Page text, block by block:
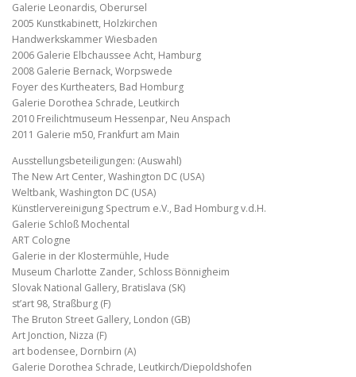
Galerie Leonardis, Oberursel
2005 Kunstkabinett, Holzkirchen
Handwerkskammer Wiesbaden
2006 Galerie Elbchaussee Acht, Hamburg
2008 Galerie Bernack, Worpswede
Foyer des Kurtheaters, Bad Homburg
Galerie Dorothea Schrade, Leutkirch
2010 Freilichtmuseum Hessenpar, Neu Anspach
2011 Galerie m50, Frankfurt am Main
Ausstellungsbeteiligungen: (Auswahl)
The New Art Center, Washington DC (USA)
Weltbank, Washington DC (USA)
Künstlervereinigung Spectrum e.V., Bad Homburg v.d.H.
Galerie Schloß Mochental
ART Cologne
Galerie in der Klostermühle, Hude
Museum Charlotte Zander, Schloss Bönnigheim
Slovak National Gallery, Bratislava (SK)
st’art 98, Straßburg (F)
The Bruton Street Gallery, London (GB)
Art Jonction, Nizza (F)
art bodensee, Dornbirn (A)
Galerie Dorothea Schrade, Leutkirch/Diepoldshofen